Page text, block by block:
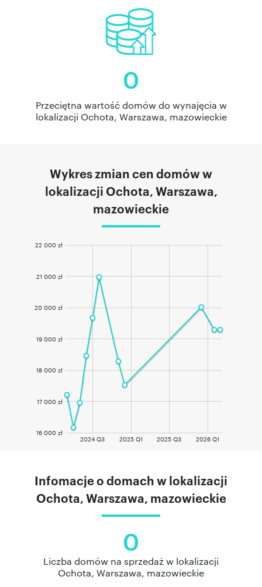
0
Przeciętna wartość domów do wynajęcia w
lokalizacji Ochota, Warszawa, mazowieckie
Wykres zmian cen domów w
lokalizacji Ochota, Warszawa,
mazowieckie
2024 Q3 2025 Q1 2025 Q3 2026 Q1
16 000 zł
17 000 zł
18 000 zł
19 000 zł
20 000 zł
21 000 zł
22 000 zł
Infomacje o domach w lokalizacji
Ochota, Warszawa, mazowieckie
0
Liczba domów na sprzedaż w lokalizacji
Ochota, Warszawa, mazowieckie